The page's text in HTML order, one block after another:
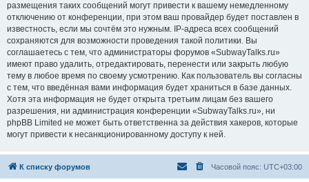
размещения таких сообщений могут привести к вашему немедленному
отключению от конференции, при этом ваш провайдер будет поставлен в
известность, если мы сочтём это нужным. IP-адреса всех сообщений
сохраняются для возможности проведения такой политики. Вы
соглашаетесь с тем, что администраторы форумов «SubwayTalks.ru»
имеют право удалить, отредактировать, перенести или закрыть любую
тему в любое время по своему усмотрению. Как пользователь вы согласны
с тем, что введённая вами информация будет храниться в базе данных.
Хотя эта информация не будет открыта третьим лицам без вашего
разрешения, ни администрация конференции «SubwayTalks.ru», ни
phpBB Limited не может быть ответственна за действия хакеров, которые
могут привести к несанкционированному доступу к ней.
К списку форумов Часовой пояс: UTC+03:00